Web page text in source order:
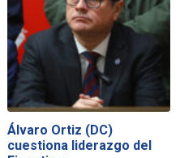
Álvaro Ortiz (DC)
cuestiona liderazgo del